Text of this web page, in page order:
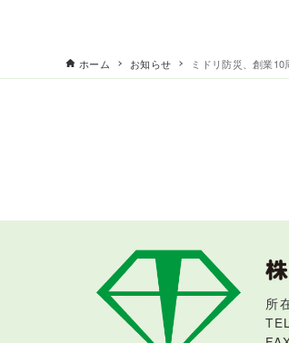
ホーム お知らせ ミドリ防災、創業10
所